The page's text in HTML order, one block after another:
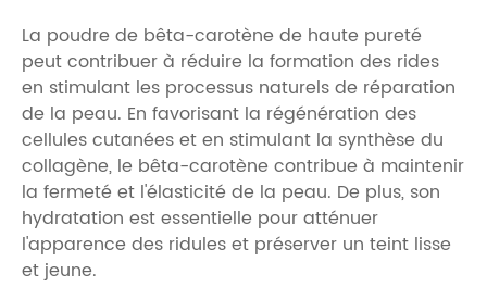
La poudre de bêta-carotène de haute pureté
peut contribuer à réduire la formation des rides
en stimulant les processus naturels de réparation
de la peau. En favorisant la régénération des
cellules cutanées et en stimulant la synthèse du
collagène, le bêta-carotène contribue à maintenir
la fermeté et l'élasticité de la peau. De plus, son
hydratation est essentielle pour atténuer
l'apparence des ridules et préserver un teint lisse
et jeune.